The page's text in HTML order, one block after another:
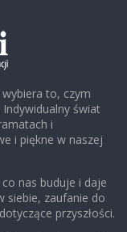
to, czym
świat
i
i piękne w naszej
nas buduje i daje
siebie, zaufanie do
przyszłości.